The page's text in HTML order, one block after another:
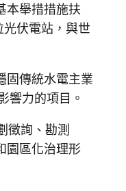
本舉措措施扶
伏電站，與世
固傳統水電主業
響力的項目。
徵詢、勘測
園區化治理形